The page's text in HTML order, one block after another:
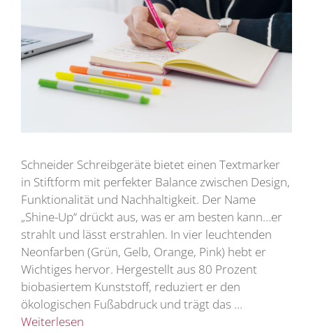
Schneider Schreibgeräte bietet einen Textmarker
in Stiftform mit perfekter Balance zwischen Design,
Funktionalität und Nachhaltigkeit. Der Name
„Shine-Up“ drückt aus, was er am besten kann…er
strahlt und lässt erstrahlen. In vier leuchtenden
Neonfarben (Grün, Gelb, Orange, Pink) hebt er
Wichtiges hervor. Hergestellt aus 80 Prozent
biobasiertem Kunststoff, reduziert er den
ökologischen Fußabdruck und trägt das …
Weiterlesen